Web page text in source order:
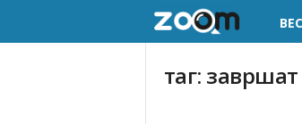
таг: завршат